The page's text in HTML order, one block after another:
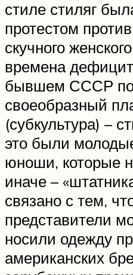
стиле стиляг
протестом
скучного
времена
бывшем СССР
своеобразный
(субкультура) –
это были
юноши, которые
иначе –
связано с тем,
представители
носили одежду
американских